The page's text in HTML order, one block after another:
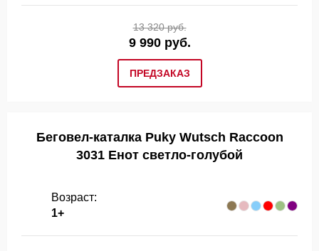
ПРЕДЗАКАЗ
13 320 руб.
9 990 руб.
Беговел-каталка Puky Wutsch Raccoon
3031 Енот светло-голубой
Возраст:
1+